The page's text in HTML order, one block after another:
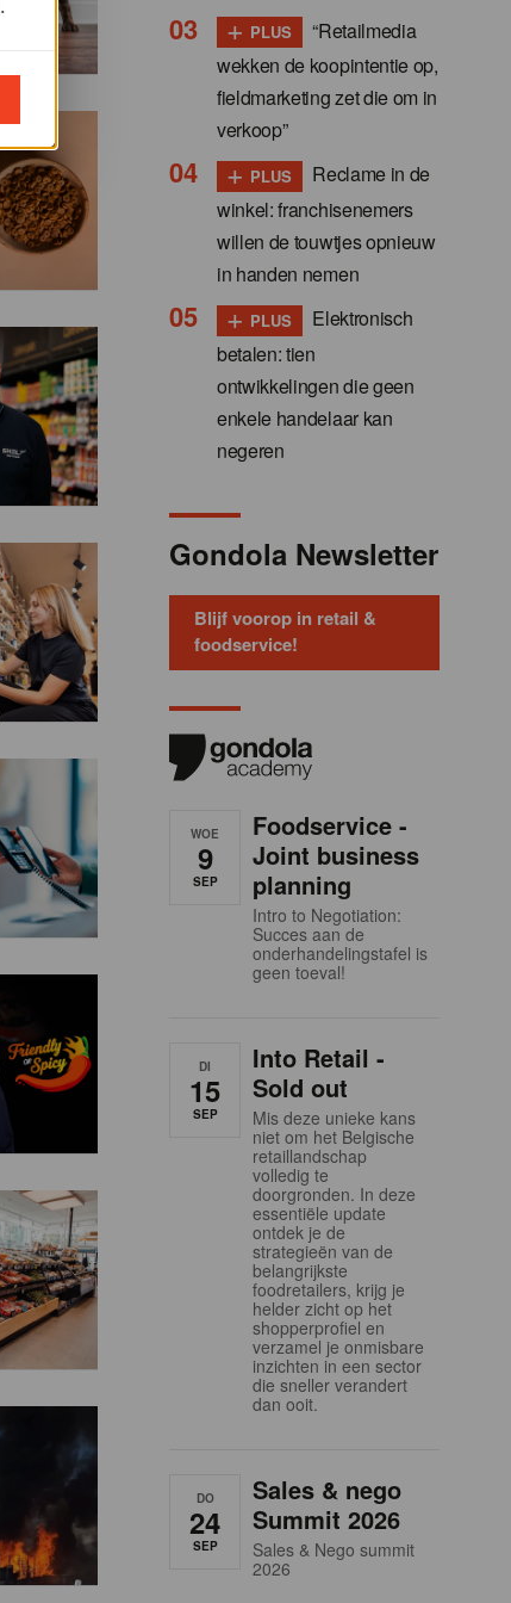
+ PLUS
“Retailmedia
wekken de koopintentie op,
fieldmarketing zet die om in
verkoop”
+ PLUS
Reclame in de
winkel: franchisenemers
willen de touwtjes opnieuw
in handen nemen
+ PLUS
Elektronisch
betalen: tien
ontwikkelingen die geen
enkele handelaar kan
negeren
Gondola Newsletter
Blijf voorop in retail &
foodservice!
WOE
9
SEP
Foodservice -
Joint business
planning
Intro to Negotiation:
Succes aan de
onderhandelingstafel is
geen toeval!
DI
15
SEP
Into Retail -
Sold out
Mis deze unieke kans
niet om het Belgische
retaillandschap
volledig te
doorgronden. In deze
essentiële update
ontdek je de
strategieën van de
belangrijkste
foodretailers, krijg je
helder zicht op het
shopperprofiel en
verzamel je onmisbare
inzichten in een sector
die sneller verandert
dan ooit.
DO
24
SEP
Sales & nego
Summit 2026
Sales & Nego summit
2026
.